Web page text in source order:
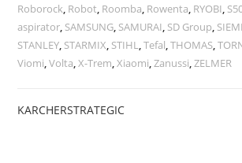
Roborock, Robot, Roomba, Rowenta, RYOBI,
aspirator, SAMSUNG, SAMURAI, SD Group,
STANLEY, STARMIX, STIHL,Tefal,THOMAS,
Viomi,Volta,X-Trem,Xiaomi,Zanussi,ZELMER
KARCHERSTRATEGIC